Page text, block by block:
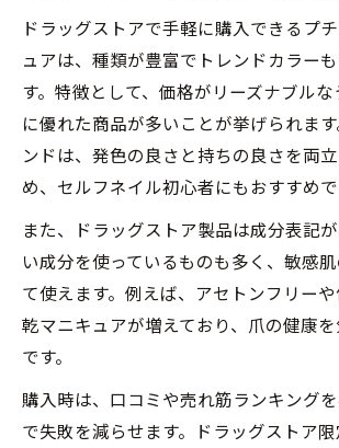
ドラッグストアで手軽に購入できるプ
ュアは、種類が豊富でトレンドカラー
す。特徴として、価格がリーズナブル
に優れた商品が多いことが挙げられま
ンドは、発色の良さと持ちの良さを両
め、セルフネイル初心者にもおすすめで
また、ドラッグストア製品は成分表記
い成分を使っているものも多く、敏感
て使えます。例えば、アセトンフリー
乾マニキュアが増えており、爪の健康
です。
購入時は、口コミや売れ筋ランキング
で失敗を減らせます。ドラッグストア